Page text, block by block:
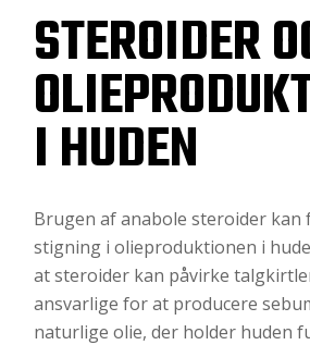
STEROIDER
I HUDEN
Brugen af anabole steroider kan
stigning i olieproduktionen i
at steroider kan påvirke
ansvarlige for at producere
naturlige olie, der holder huden